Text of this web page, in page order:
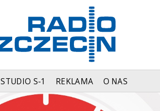
STUDIO S-1 REKLAMA O NAS